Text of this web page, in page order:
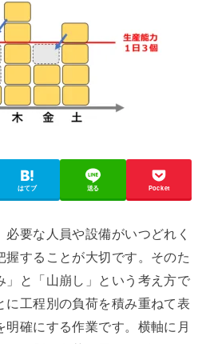
はてブ 送る Pocket
要な人員や設備がいつどれく
握することが大切です。そのた
」と「山崩し」という考え方で
工程別の負荷を積み重ねて表
確にする作業です。横軸に月